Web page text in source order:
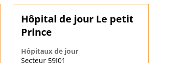
Hôpital de jour Le petit
Prince
Hôpitaux de jour
Secteur 59I01